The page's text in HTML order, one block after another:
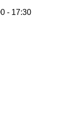
- 17:30